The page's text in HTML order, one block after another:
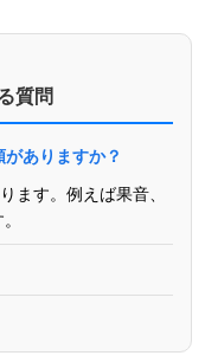
質問
ありますか？
ます。例えば果音、